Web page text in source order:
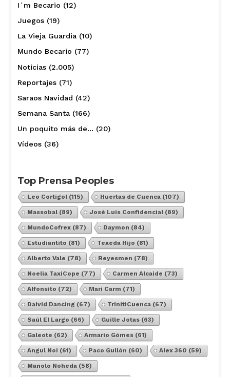
I´m Becario (12)
Juegos(19)
La Vieja Guardia(10)
Mundo Becario (77)
Noticias(2.005)
Reportajes(71)
Saraos Navidad (42)
Semana Santa(166)
Un poquito más de… (20)
Vídeos(36)
Top Prensa Peoples
Leo Cortigol(115) Huertas de Cuenca(107)
Massobal(89) José Luis Confidencial(89)
MundoCofrex(87) Daymon (84)
Estudiantito (81) Texeda Hijo (81)
Alberto Vale (78) Reyesmen (78)
Noelia TaxiCope (77) Carmen Alcaide (73)
Alfonsito (72) Mari Carm (71)
Daivid Dancing (67) TrinitiCuenca(67)
Saúl El Largo (66) Guille Jotas(63)
Galeote (62) Armario Gómes(61)
Angul Noi (61) Paco Gullón (60) Alex 360 (59)
Manolo Noheda(58)